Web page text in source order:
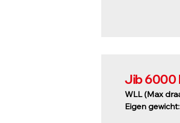
Jib 6000
WLL (Max
Eigen gewicht: